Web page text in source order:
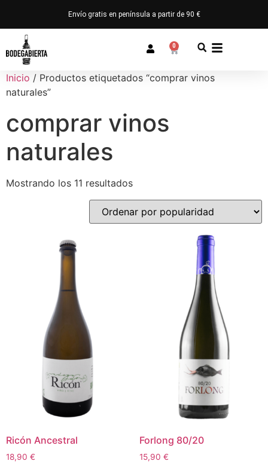
Envío gratis en península a partir de 90 €
0
Inicio / Productos etiquetados “comprar vinos
naturales”
comprar vinos
naturales
Mostrando los 11 resultados
Ricón Ancestral
18,90 €
Forlong 80/20
15,90 €